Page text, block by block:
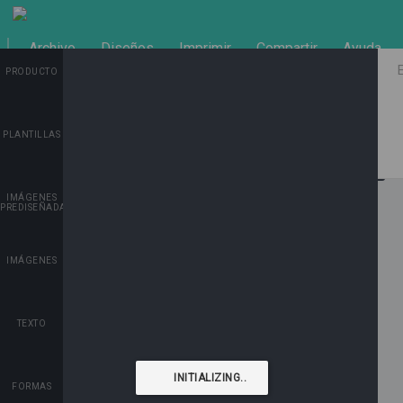
Archivo Diseños Imprimir Compartir Ayuda
PRODUCTO
PLANTILLAS
IMÁGENES
PREDISEÑADAS
IMÁGENES
TEXTO
FORMAS